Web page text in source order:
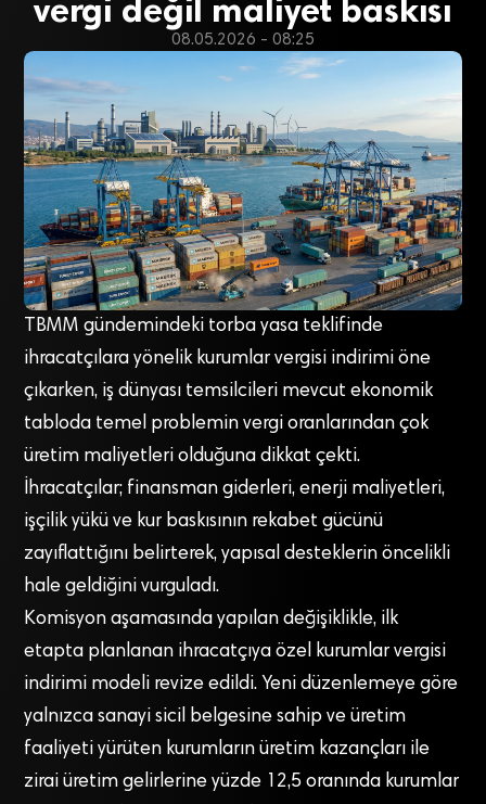
vergi değil maliyet baskısı
08.05.2026 - 08:25
TBMM gündemindeki torba yasa teklifinde
ihracatçılara yönelik kurumlar vergisi indirimi öne
çıkarken, iş dünyası temsilcileri mevcut ekonomik
tabloda temel problemin vergi oranlarından çok
üretim maliyetleri olduğuna dikkat çekti.
İhracatçılar; finansman giderleri, enerji maliyetleri,
işçilik yükü ve kur baskısının rekabet gücünü
zayıflattığını belirterek, yapısal desteklerin öncelikli
hale geldiğini vurguladı.
Komisyon aşamasında yapılan değişiklikle, ilk
etapta planlanan ihracatçıya özel kurumlar vergisi
indirimi modeli revize edildi. Yeni düzenlemeye göre
yalnızca sanayi sicil belgesine sahip ve üretim
faaliyeti yürüten kurumların üretim kazançları ile
zirai üretim gelirlerine yüzde 12,5 oranında kurumlar